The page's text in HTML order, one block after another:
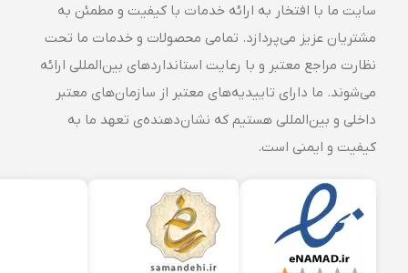
سایت ما با افتخار به ارائه خدمات با کیفیت و مطمئن به
مشتریان عزیز می‌پردازد. تمامی محصولات و خدمات ما تحت
نظارت مراجع معتبر و با رعایت استانداردهای بین‌المللی ارائه
می‌شوند. ما دارای تاییدیه‌های معتبر از سازمان‌های معتبر
داخلی و بین‌المللی هستیم که نشان‌دهنده‌ی تعهد ما به
کیفیت و ایمنی است.